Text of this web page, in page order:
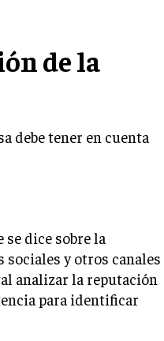
de la
debe tener en cuenta
dice sobre la
sociales y otros canales
analizar la reputación
para identificar